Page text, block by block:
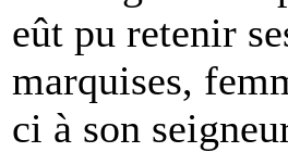
eût pu retenir
marquises,
ci à son